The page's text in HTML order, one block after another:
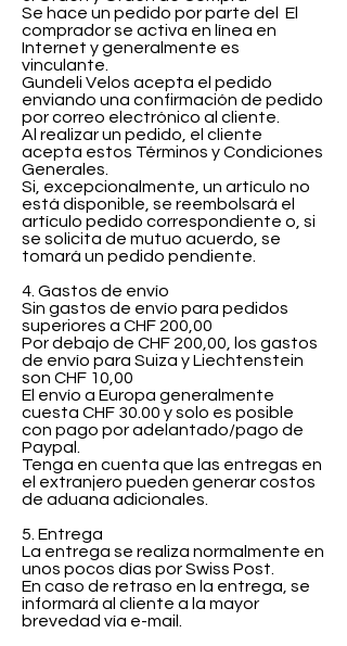
Se hace un pedido por parte del
El
comprador se activa en línea en
Internet y generalmente es
vinculante.
Gundeli Velos acepta el pedido
enviando una confirmación de pedido
por correo electrónico al cliente.
Al realizar un pedido, el cliente
acepta estos Términos y Condiciones
Generales.
Si, excepcionalmente, un artículo no
está disponible, se reembolsará el
artículo pedido correspondiente o, si
se solicita de mutuo acuerdo, se
tomará un pedido pendiente.
4. Gastos de envío
Sin gastos de envío para pedidos
superiores a CHF 200,00
Por debajo de CHF 200,00, los gastos
de envío para Suiza y Liechtenstein
son CHF 10,00
El envío a Europa generalmente
cuesta CHF 30.00 y solo es posible
con pago por adelantado/pago de
Paypal.
Tenga en cuenta que las entregas en
el extranjero pueden generar costos
de aduana adicionales.
5. Entrega
La entrega se realiza normalmente en
unos pocos días por Swiss Post.
En caso de retraso en la entrega, se
informará al cliente a la mayor
brevedad vía e-mail.